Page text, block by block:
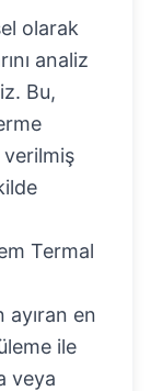
olarak
analiz
Bu,
verilmiş
Termal
en
ile
veya